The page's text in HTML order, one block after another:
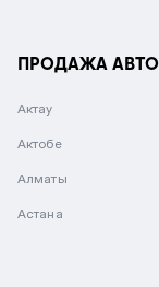
ПРОДАЖА
Актау
Актобе
Алматы
Астана